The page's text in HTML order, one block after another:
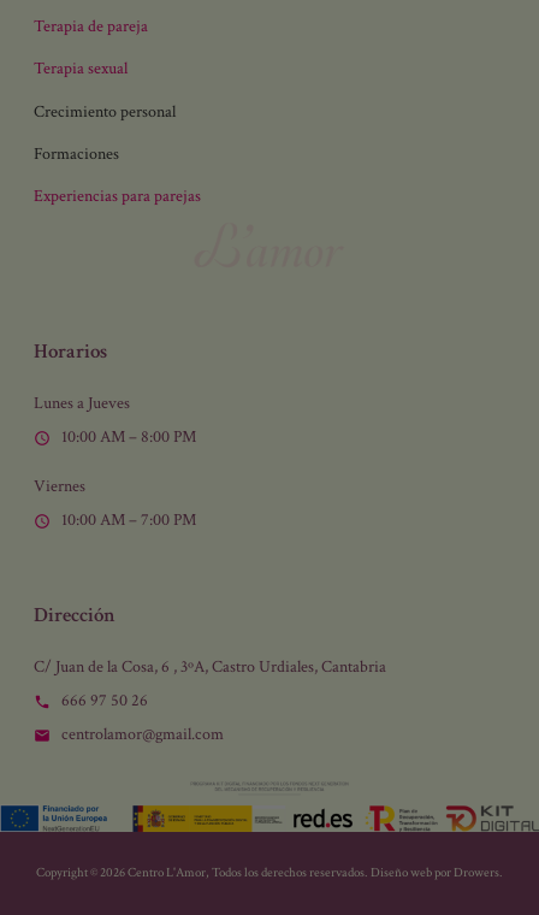
Terapia de pareja
Terapia sexual
Crecimiento personal
Formaciones
Experiencias para parejas
Horarios
Lunes a Jueves
10:00 AM – 8:00 PM
Viernes
10:00 AM – 7:00 PM
Dirección
C/ Juan de la Cosa, 6 , 3ºA, Castro Urdiales, Cantabria
666 97 50 26
centrolamor@gmail.com
Copyright © 2026 Centro L'Amor, Todos los derechos reservados. Diseño web por Drowers.